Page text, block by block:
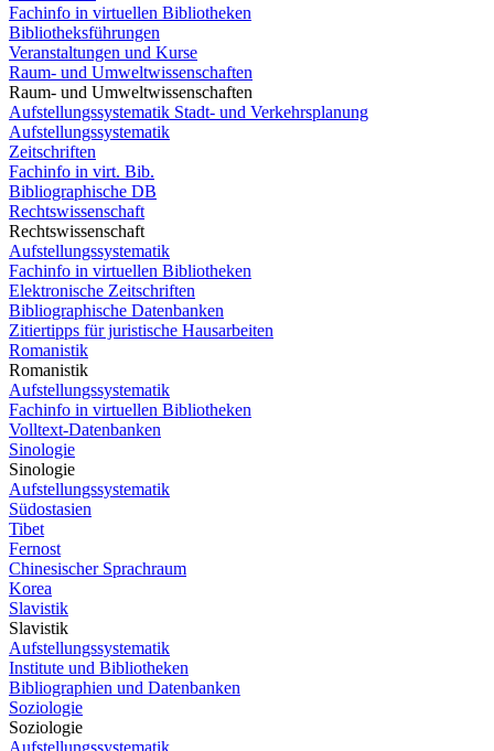
Fachinfo in virtuellen Bibliotheken
Bibliotheksführungen
Veranstaltungen und Kurse
Raum- und Umweltwissenschaften
Raum- und Umweltwissenschaften
Aufstellungssystematik Stadt- und Verkehrsplanung
Aufstellungssystematik
Zeitschriften
Fachinfo in virt. Bib.
Bibliographische DB
Rechtswissenschaft
Rechtswissenschaft
Aufstellungssystematik
Fachinfo in virtuellen Bibliotheken
Elektronische Zeitschriften
Bibliographische Datenbanken
Zitiertipps für juristische Hausarbeiten
Romanistik
Romanistik
Aufstellungssystematik
Fachinfo in virtuellen Bibliotheken
Volltext-Datenbanken
Sinologie
Sinologie
Aufstellungssystematik
Südostasien
Tibet
Fernost
Chinesischer Sprachraum
Korea
Slavistik
Slavistik
Aufstellungssystematik
Institute und Bibliotheken
Bibliographien und Datenbanken
Soziologie
Soziologie
Aufstellungssystematik